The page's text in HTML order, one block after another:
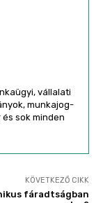
vállalati
munkajog-
sok minden
KÖVETKEZŐ CIKK
fáradtságban